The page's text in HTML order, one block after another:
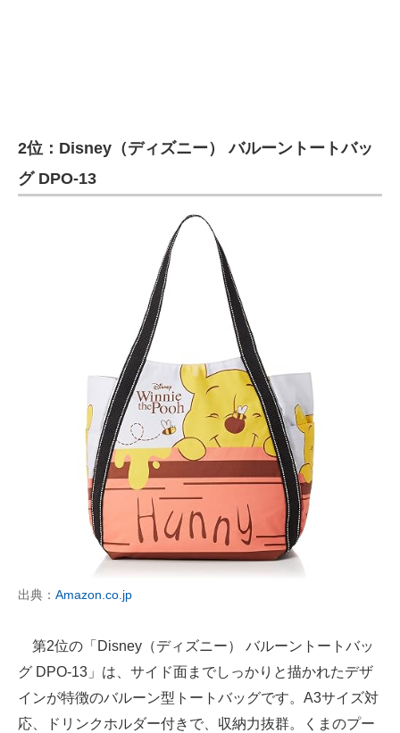
2位：Disney（ディズニー） バルーントートバッ
グ DPO-13
出典： Amazon.co.jp
第2位の「Disney（ディズニー） バルーントートバッ
グ DPO-13」は、サイド面までしっかりと描かれたデザ
インが特徴のバルーン型トートバッグです。A3サイズ対
応、ドリンクホルダー付きで、収納力抜群。くまのプー